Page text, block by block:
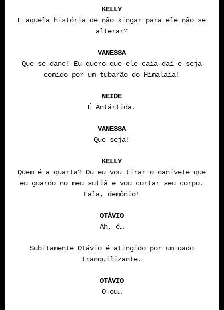
KELLY
E aquela história de não xingar para ele não se
alterar?
VANESSA
Que se dane! Eu quero que ele caia daí e seja
comido por um tubarão do Himalaia!
NEIDE
É Antártida.
VANESSA
Que seja!
KELLY
Quem é a quarta? Ou eu vou tirar o canivete que
eu guardo no meu sutiã e vou cortar seu corpo.
Fala, demônio!
OTÁVIO
Ah, é…
Subitamente Otávio é atingido por um dado
tranquilizante.
OTÁVIO
O-ou…